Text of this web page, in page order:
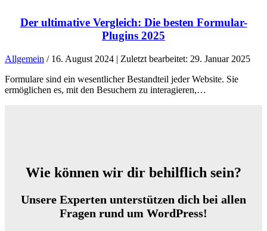
Der ultimative Vergleich: Die besten Formular-
Plugins 2025
Allgemein / 16. August 2024 | Zuletzt bearbeitet: 29. Januar 2025
Formulare sind ein wesentlicher Bestandteil jeder Website. Sie
ermöglichen es, mit den Besuchern zu interagieren,…
Wie können wir dir behilflich sein?
Unsere Experten unterstützen dich bei allen
Fragen rund um WordPress!